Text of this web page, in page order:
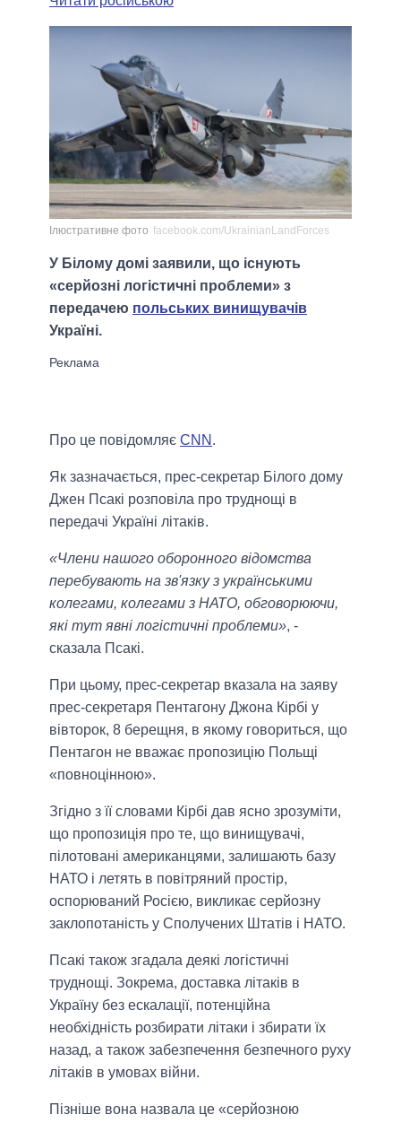
Ілюстративне фото facebook.com/UkrainianLandForces
У Білому домі заявили, що існують
«серйозні логістичні проблеми» з
передачею польських винищувачів
Україні.
Про це повідомляє CNN .
Як зазначається, прес-секретар Білого дому
Джен Псакі розповіла про труднощі в
передачі Україні літаків.
«Члени нашого оборонного відомства
перебувають на зв'язку з українськими
колегами, колегами з НАТО, обговорюючи,
які тут явні логістичні проблеми», -
сказала Псакі.
При цьому, прес-секретар вказала на заяву
прес-секретаря Пентагону Джона Кірбі у
вівторок, 8 берещня, в якому говориться, що
Пентагон не вважає пропозицію Польщі
«повноцінною».
Згідно з її словами Кірбі дав ясно зрозуміти,
що пропозиція про те, що винищувачі,
пілотовані американцями, залишають базу
НАТО і летять в повітряний простір,
оспорюваний Росією, викликає серйозну
заклопотаність у Сполучених Штатів і НАТО.
Псакі також згадала деякі логістичні
труднощі. Зокрема, доставка літаків в
Україну без ескалації, потенційна
необхідність розбирати літаки і збирати їх
назад, а також забезпечення безпечного руху
літаків в умовах війни.
Пізніше вона назвала це «серйозною